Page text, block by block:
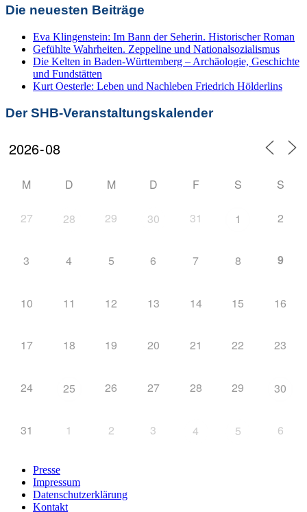
Die neuesten Beiträge
Eva Klingenstein: Im Bann der Seherin. Historischer Roman
Gefühlte Wahrheiten. Zeppeline und Nationalsozialismus
Die Kelten in Baden-Württemberg – Archäologie, Geschichte
und Fundstätten
Kurt Oesterle: Leben und Nachleben Friedrich Hölderlins
Der SHB-Veranstaltungskalender
M D M D F S S
27 28 29 30 31 1 2
3 4 5 6 7 8 9
10 11 12 13 14 15 16
17 18 19 20 21 22 23
24 25 26 27 28 29 30
31 1 2 3 4 5 6
Presse
Impressum
Datenschutzerklärung
Kontakt